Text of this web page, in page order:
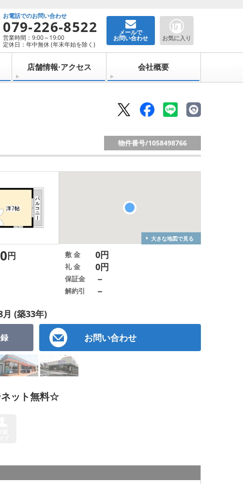
お電話でのお問い合わせ
079-226-8522
営業時間：9:00～19:00
定休日：年中無休 (年末年始を除く)
メールで
お問い合わせ お気に入り
店舗情報·アクセス 会社概要
物件番号/1058498766
大きな地図で見る
お問い合わせ
円
月 (築33年)
敷 金 0円
礼 金 0円
保証金 －
解約引 －
ネット無料☆